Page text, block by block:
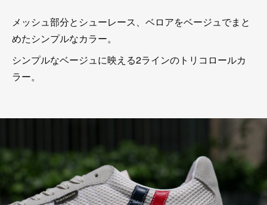
メッシュ部分とシューレース、ベロアをベージュでまと
めたシンプルなカラー。
シンプルなベージュに映える2ラインのトリコロールカ
ラー。